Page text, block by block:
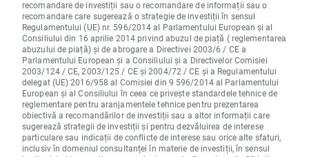
recomandare de investiții sau o recomandare de informații sau o
recomandare care sugerează o strategie de investiții în sensul
Regulamentului (UE) nr. 596/2014 al Parlamentului European și al
Consiliului din 16 aprilie 2014 privind abuzul de piață ( reglementarea
abuzului de piață) și de abrogare a Directivei 2003/6 / CE a
Parlamentului European și a Consiliului și a Directivelor Comisiei
2003/124 / CE, 2003/125 / CE și 2004/72 / CE și a Regulamentului
delegat (UE) 2016/958 al Comisiei din 9 596/2014 al Parlamentului
European și al Consiliului în ceea ce privește standardele tehnice de
reglementare pentru aranjamentele tehnice pentru prezentarea
obiectivă a recomandărilor de investiții sau a altor informații care
sugerează strategii de investiții și pentru dezvăluirea de interese
particulare sau indicații de conflicte de interese sau orice alte sfaturi,
inclusiv în domeniul consultanței în materie de investiții, în sensul